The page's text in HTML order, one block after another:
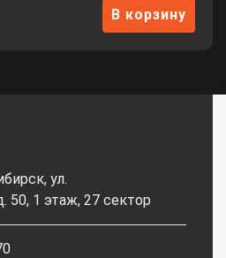
В корзину
ул.
50, 1 этаж, 27 сектор